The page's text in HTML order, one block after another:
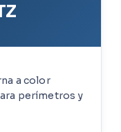
a color
perímetros y